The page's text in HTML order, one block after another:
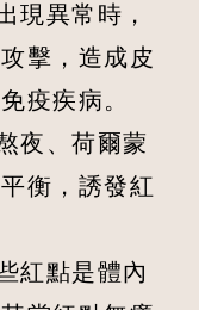
現異常時，
擊，造成皮
疫疾病。
夜、荷爾蒙
衡，誘發紅
紅點是體內